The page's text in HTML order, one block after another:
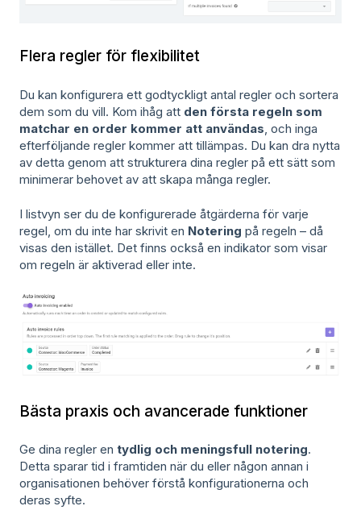
Flera regler för flexibilitet
Du kan konfigurera ett godtyckligt antal regler och sortera
dem som du vill. Kom ihåg att den första regeln som
matchar en order kommer att användas , och inga
efterföljande regler kommer att tillämpas. Du kan dra nytta
av detta genom att strukturera dina regler på ett sätt som
minimerar behovet av att skapa många regler.
I listvyn ser du de konfigurerade åtgärderna för varje
regel, om du inte har skrivit en Notering på regeln – då
visas den istället. Det finns också en indikator som visar
om regeln är aktiverad eller inte.
Bästa praxis och avancerade funktioner
Ge dina regler en tydlig och meningsfull notering.
Detta sparar tid i framtiden när du eller någon annan i
organisationen behöver förstå konfigurationerna och
deras syfte.